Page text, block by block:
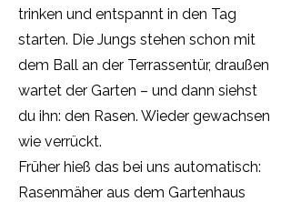
trinken und entspannt in den Tag
starten. Die Jungs stehen schon mit
dem Ball an der Terrassentür, draußen
wartet der Garten – und dann siehst
du ihn: den Rasen. Wieder gewachsen
wie verrückt.
Früher hieß das bei uns automatisch:
Rasenmäher aus dem Gartenhaus